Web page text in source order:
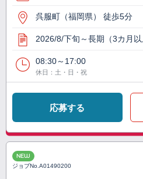
呉服町（福岡県） 徒歩5分
2026/8/下旬～長期（3カ月以
08:30～17:00
休日：土・日・祝
応募する
NEW
ジョブNo.A01490200